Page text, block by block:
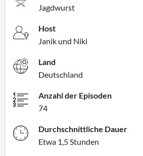
Jagdwurst
Host
Janik und Niki
Land
Deutschland
Anzahl der Episoden
74
Durchschnittliche Dauer
Etwa 1,5 Stunden